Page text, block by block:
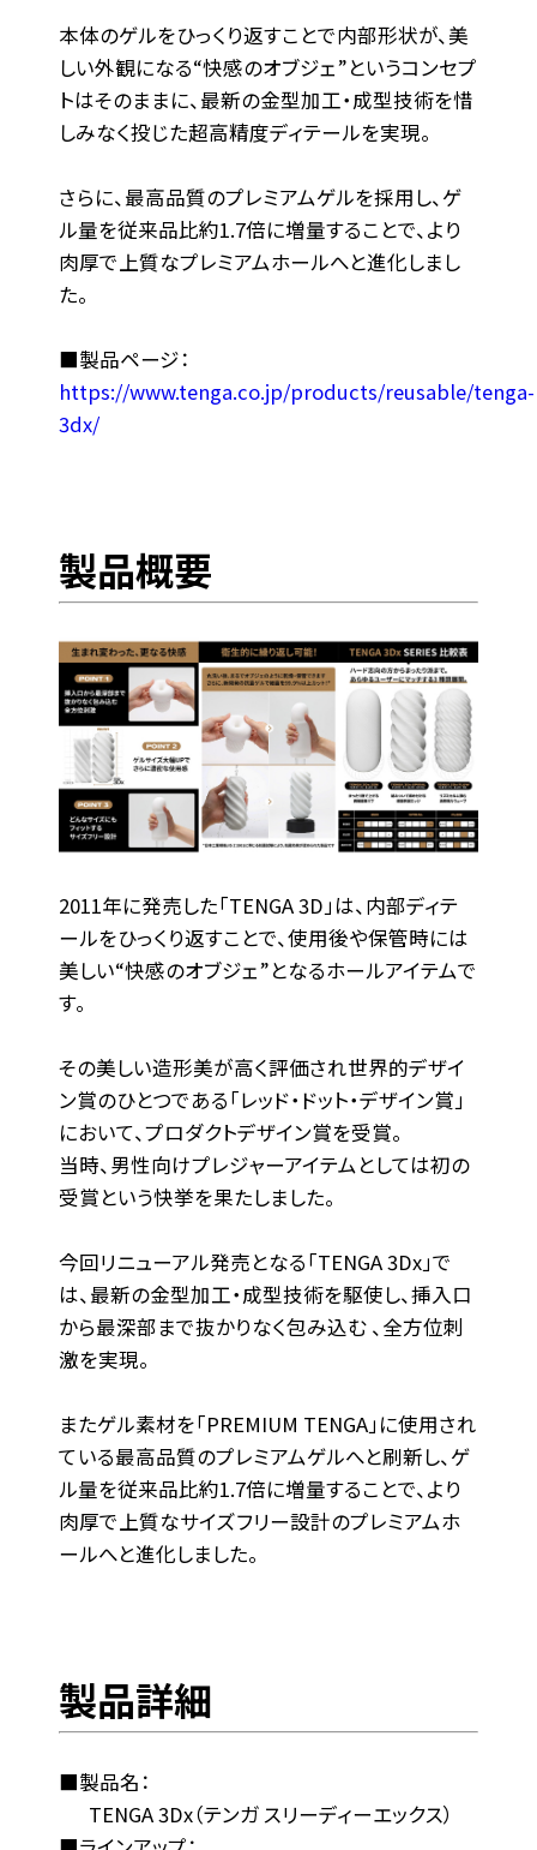
本体のゲルをひっくり返すことで内部形状が、美
しい外観になる“快感のオブジェ”というコンセプ
トはそのままに、最新の金型加工・成型技術を惜
しみなく投じた超高精度ディテールを実現。
さらに、最高品質のプレミアムゲルを採用し、ゲ
ル量を従来品比約1.7倍に増量することで、より
肉厚で上質なプレミアムホールへと進化しまし
た。
■製品ページ：
https://www.tenga.co.jp/products/reusable/tenga-
3dx/
製品概要
2011年に発売した「TENGA 3D」は、内部ディテ
ールをひっくり返すことで、使用後や保管時には
美しい“快感のオブジェ”となるホールアイテムで
す。
その美しい造形美が高く評価され世界的デザイ
ン賞のひとつである「レッド・ドット・デザイン賞」
において、プロダクトデザイン賞を受賞。
当時、男性向けプレジャーアイテムとしては初の
受賞という快挙を果たしました。
今回リニューアル発売となる「TENGA 3Dx」で
は、最新の金型加工・成型技術を駆使し、挿入口
から最深部まで抜かりなく包み込む 、全方位刺
激を実現。
またゲル素材を「PREMIUM TENGA」に使用され
ている最高品質のプレミアムゲルへと刷新し、ゲ
ル量を従来品比約1.7倍に増量することで、より
肉厚で上質なサイズフリー設計のプレミアムホ
ールへと進化しました。
製品詳細
■製品名：
TENGA 3Dx（テンガ スリーディーエックス）